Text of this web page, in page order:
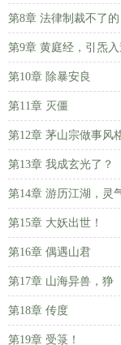
第8章 法律制裁不了的
第9章 黄庭经，引炁入
第10章 除暴安良
第11章 灭僵
第12章 茅山宗做事风
第13章 我成玄光了？
第14章 游历江湖，灵
第15章 大妖出世！
第16章 偶遇山君
第17章 山海异兽，狰
第18章 传度
第19章 受箓！